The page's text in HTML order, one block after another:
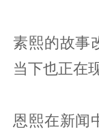
素熙的故事
当下也正在
恩熙在新闻